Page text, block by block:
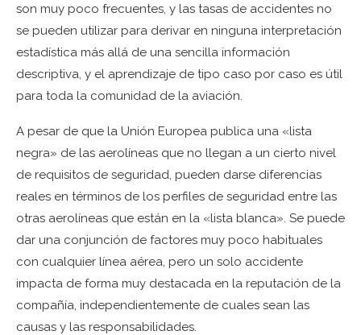
son muy poco frecuentes, y las tasas de accidentes no
se pueden utilizar para derivar en ninguna interpretación
estadística más allá de una sencilla información
descriptiva, y el aprendizaje de tipo caso por caso es útil
para toda la comunidad de la aviación.
A pesar de que la Unión Europea publica una «lista
negra» de las aerolíneas que no llegan a un cierto nivel
de requisitos de seguridad, pueden darse diferencias
reales en términos de los perfiles de seguridad entre las
otras aerolíneas que están en la «lista blanca». Se puede
dar una conjunción de factores muy poco habituales
con cualquier línea aérea, pero un solo accidente
impacta de forma muy destacada en la reputación de la
compañía, independientemente de cuales sean las
causas y las responsabilidades.